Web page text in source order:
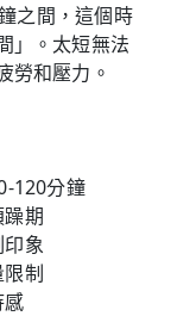
之間，這個時
」。太短無法
勞和壓力。
120分鐘
期
象
制
感